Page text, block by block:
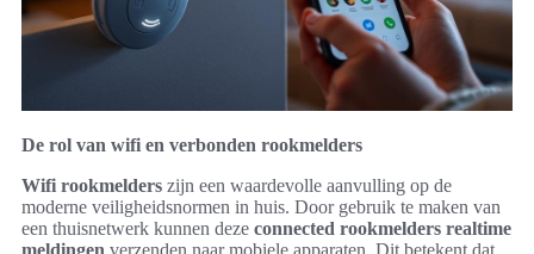
De rol van wifi en verbonden rookmelders
Wifi rookmelders zijn een waardevolle aanvulling op de
moderne veiligheidsnormen in huis. Door gebruik te maken van
een thuisnetwerk kunnen deze connected rookmelders realtime